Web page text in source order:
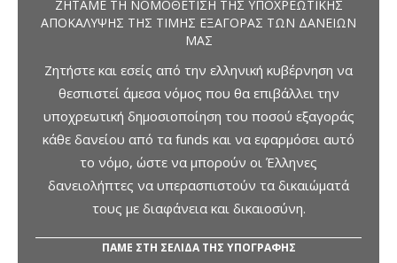
ΖΗΤΆΜΕ ΤΗ ΝΟΜΟΘΈΤΙΣΗ ΤΗΣ ΥΠΟΧΡΕΩΤΙΚΉΣ
ΑΠΟΚΆΛΥΨΗΣ ΤΗΣ ΤΙΜΉΣ ΕΞΑΓΟΡΆΣ ΤΩΝ ΔΑΝΕΊΩΝ
ΜΑΣ
Ζητήστε και εσείς από την ελληνική κυβέρνηση να
θεσπιστεί άμεσα νόμος που θα επιβάλλει την
υποχρεωτική δημοσιοποίηση του ποσού εξαγοράς
κάθε δανείου από τα funds και να εφαρμόσει αυτό
το νόμο, ώστε να μπορούν οι Έλληνες
δανειολήπτες να υπερασπιστούν τα δικαιώματά
τους με διαφάνεια και δικαιοσύνη.
ΠΑΜΕ ΣΤΗ ΣΕΛΙΔΑ ΤΗΣ ΥΠΟΓΡΑΦΗΣ